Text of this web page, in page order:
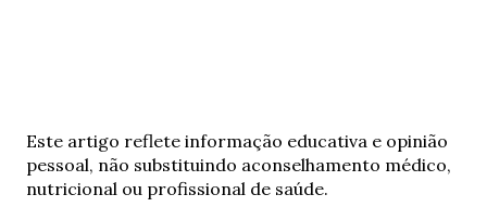
E
n
v
Este artigo reflete informação educativa e opinião
pessoal, não substituindo aconselhamento médico,
nutricional ou profissional de saúde.